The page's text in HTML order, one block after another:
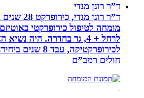
ד”ר רונן מנדי
ד”ר רונן מנדי,
מומחה לטיפול כירופרקטי באוטיזם
לרחל + 4, גר בחדרה. היה נשיא
לכירופרקטיקה, עבד 8 שנים
חולים רמב”ם